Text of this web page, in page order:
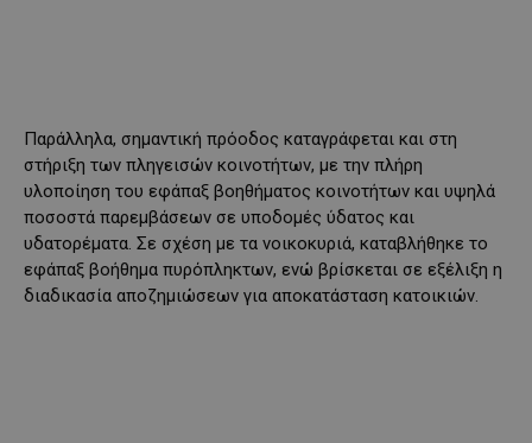
Παράλληλα, σημαντική πρόοδος καταγράφεται και στη
στήριξη των πληγεισών κοινοτήτων, με την πλήρη
υλοποίηση του εφάπαξ βοηθήματος κοινοτήτων και υψηλά
ποσοστά παρεμβάσεων σε υποδομές ύδατος και
υδατορέματα. Σε σχέση με τα νοικοκυριά, καταβλήθηκε το
εφάπαξ βοήθημα πυρόπληκτων, ενώ βρίσκεται σε εξέλιξη η
διαδικασία αποζημιώσεων για αποκατάσταση κατοικιών.